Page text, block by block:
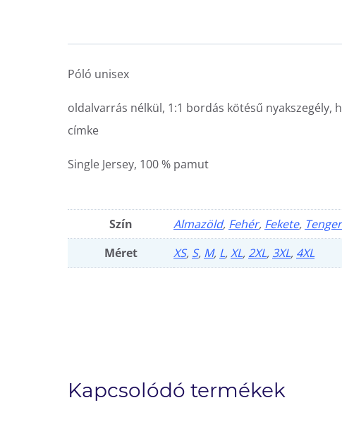
Póló unisex
oldalvarrás nélkül, 1:1 bordás kötésű
címke
Single Jersey, 100 % pamut
Szín Almazöld, Fehér, Fekete,
Méret
XS, S, M, L,XL, 2XL, 3XL, 4XL
Kapcsolódó termékek